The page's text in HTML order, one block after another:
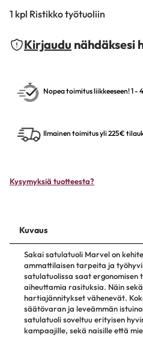
1 kpl Ristikko työtuoliin
Kirjaudu nähdäksesi
Nopea toimitus liikkeeseen! 1 -
Ilmainen toimitus yli 225€
Kysymyksiä tuotteesta?
Kuvaus
Sakai satulatuoli Marvel on
ammattilaisen tarpeita ja
satulatuolissa saat ergonomisen
aiheuttamia rasituksia. Näin
hartiajännitykset vähenevät.
säätövaran ja leveämmän
satulatuoli soveltuu erityisen
kampaajille, sekä naisille että